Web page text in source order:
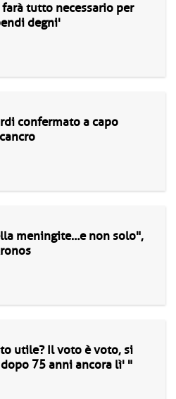
tutto necessario per
degni'
confermato a capo
meningite…e non solo",
utile? Il voto è voto, si
75 anni ancora lì' "